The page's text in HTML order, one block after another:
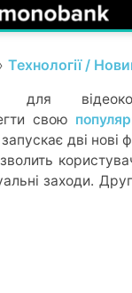
Технології /
свою
дві нові
заходи.